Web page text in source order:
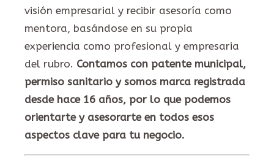
visión empresarial y recibir asesoría como
mentora, basándose en su propia
experiencia como profesional y empresaria
del rubro. Contamos con patente municipal,
permiso sanitario y somos marca registrada
desde hace 16 años, por lo que podemos
orientarte y asesorarte en todos esos
aspectos clave para tu negocio.